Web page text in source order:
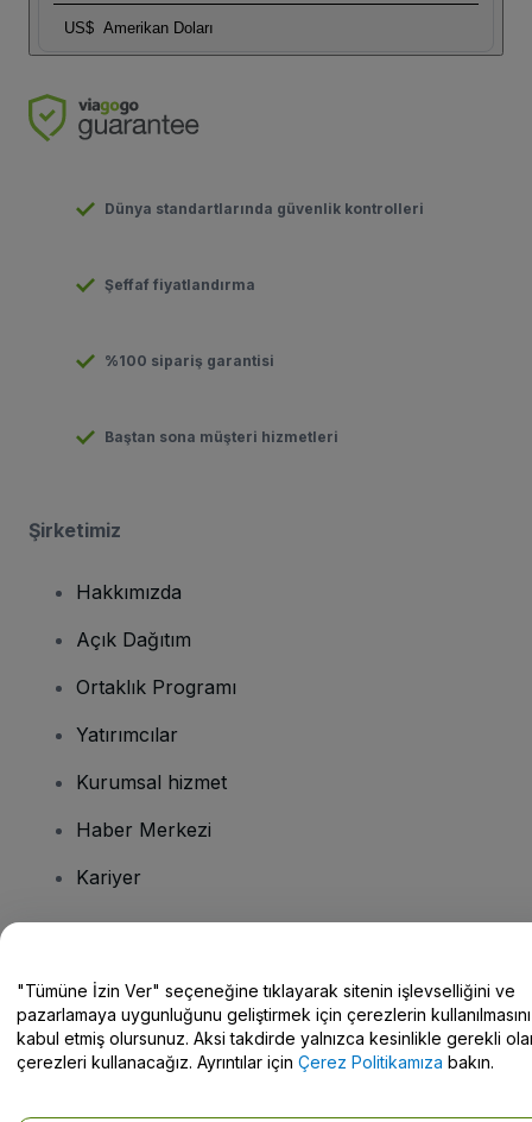
US$ Amerikan Doları
Dünya standartlarında güvenlik kontrolleri
Şeffaf fiyatlandırma
%100 sipariş garantisi
Baştan sona müşteri hizmetleri
Şirketimiz
Hakkımızda
Açık Dağıtım
Ortaklık Programı
Yatırımcılar
Kurumsal hizmet
Haber Merkezi
Kariyer
Yardım Merkezi / Bize Ulaşın
"Tümüne İzin Ver" seçeneğine tıklayarak sitenin işlevselliğini ve
pazarlamaya uygunluğunu geliştirmek için çerezlerin kullanılmasını
kabul etmiş olursunuz. Aksi takdirde yalnızca kesinlikle gerekli
çerezleri kullanacağız. Ayrıntılar için Çerez Politikamıza bakın.